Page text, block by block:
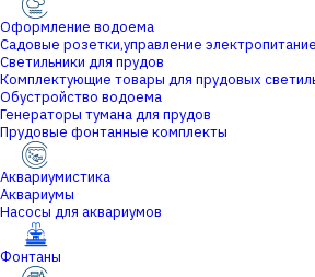
Оформление водоема
Садовые розетки,управление
Светильники для прудов
Комплектующие товары для прудовых
Обустройство водоема
Генераторы тумана для прудов
Прудовые фонтанные комплекты
Аквариумистика
Аквариумы
Насосы для аквариумов
Фонтаны